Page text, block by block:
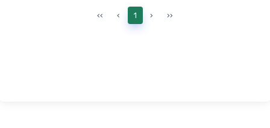
‹‹ ‹ 1 › ››